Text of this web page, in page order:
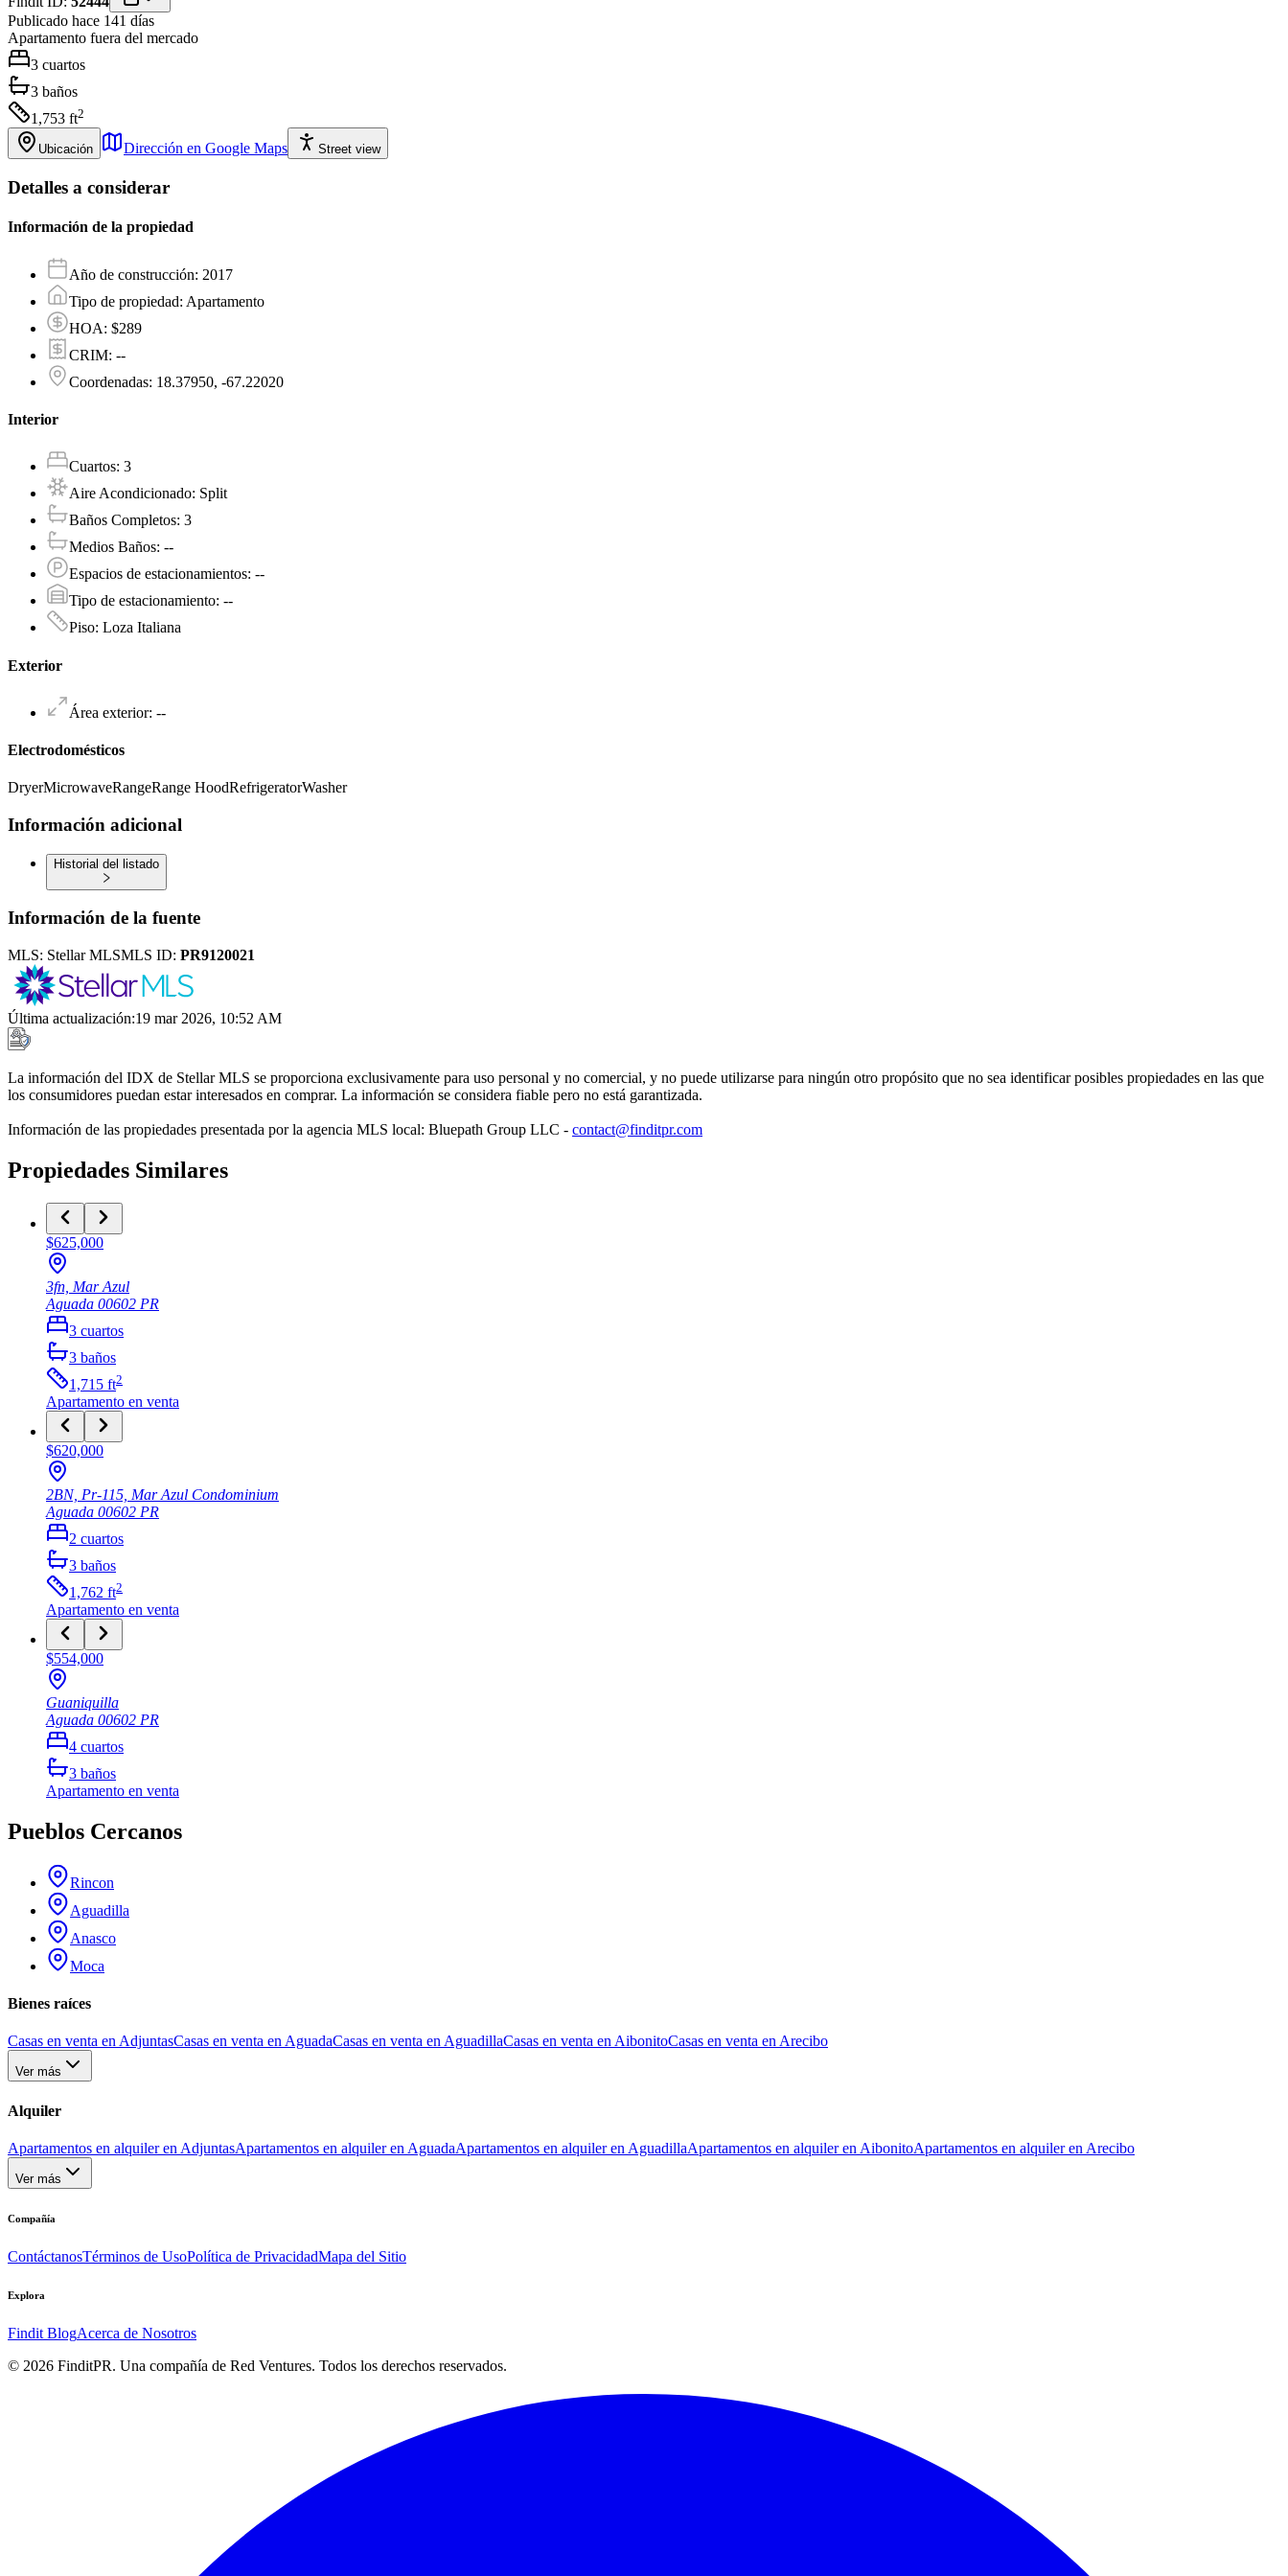
Publicado hace 141 días
Apartamento fuera del mercado
3 cuartos
3 baños
1,753 ft2
Ubicación Dirección en Google Maps Street view
Detalles a considerar
Información de la propiedad
Año de construcción: 2017
Tipo de propiedad: Apartamento
HOA: $289
CRIM: --
Coordenadas: 18.37950, -67.22020
Interior
Cuartos: 3
Aire Acondicionado: Split
Baños Completos: 3
Medios Baños: --
Espacios de estacionamientos: --
Tipo de estacionamiento: --
Piso: Loza Italiana
Exterior
Área exterior: --
Electrodomésticos
DryerMicrowaveRangeRange HoodRefrigeratorWasher
Información adicional
Historial del listado
Información de la fuente
MLS: Stellar MLSMLS ID: PR9120021
Última actualización:19 mar 2026, 10:52 AM
La información del IDX de Stellar MLS se proporciona exclusivamente para uso personal y no comercial, y no puede utilizarse para ningún otro propósito que no sea identificar posibles propiedades en las que
los consumidores puedan estar interesados en comprar. La información se considera fiable pero no está garantizada.
Información de las propiedades presentada por la agencia MLS local: Bluepath Group LLC - contact@finditpr.com
Propiedades Similares
$625,000
3fn, Mar Azul
Aguada 00602 PR
3 cuartos
3 baños
1,715 ft2
Apartamento en venta
$620,000
2BN, Pr-115, Mar Azul Condominium
Aguada 00602 PR
2 cuartos
3 baños
1,762 ft2
Apartamento en venta
$554,000
Guaniquilla
Aguada 00602 PR
4 cuartos
3 baños
Apartamento en venta
Pueblos Cercanos
Rincon
Aguadilla
Anasco
Moca
Bienes raíces
Casas en venta en AdjuntasCasas en venta en AguadaCasas en venta en AguadillaCasas en venta en AibonitoCasas en venta en Arecibo
Ver más
Alquiler
Apartamentos en alquiler en AdjuntasApartamentos en alquiler en AguadaApartamentos en alquiler en AguadillaApartamentos en alquiler en AibonitoApartamentos en alquiler en Arecibo
Ver más
Compañía
ContáctanosTérminos de UsoPolítica de PrivacidadMapa del Sitio
Explora
Findit BlogAcerca de Nosotros
© 2026 FinditPR. Una compañía de Red Ventures. Todos los derechos reservados.